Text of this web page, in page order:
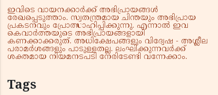
ഇവിടെ വായനക്കാർക്ക് അഭിപ്രായങ്ങൾ
രേഖപ്പെടുത്താം. സ്വതന്ത്രമായ ചിന്തയും അഭിപ്രായ
പ്രകടനവും പ്രോത്സാഹിപ്പിക്കുന്നു. എന്നാൽ ഇവ
കെവാർത്തയുടെ അഭിപ്രായങ്ങളായി
കണക്കാക്കരുത്. അധിക്ഷേപങ്ങളും വിദ്വേഷ - അശ്ലീല
പരാമർശങ്ങളും പാടുള്ളതല്ല. ലംഘിക്കുന്നവർക്ക്
ശക്തമായ നിയമനടപടി നേരിടേണ്ടി വന്നേക്കാം.
Tags